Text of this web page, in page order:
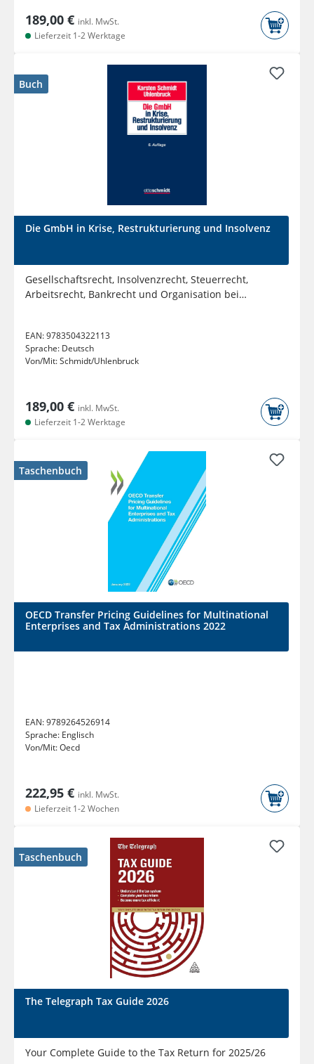
189,00 € inkl. MwSt.
Lieferzeit 1-2 Werktage
Buch
Die GmbH in Krise, Restrukturierung und Insolvenz
Gesellschaftsrecht, Insolvenzrecht, Steuerrecht,
Arbeitsrecht, Bankrecht und Organisation bei
EAN:9783504322113
Sprache: Deutsch
Von/Mit:Schmidt/Uhlenbruck
189,00 € inkl. MwSt.
Lieferzeit 1-2 Werktage
Taschenbuch
OECD Transfer Pricing Guidelines for Multinational
Enterprises and Tax Administrations 2022
EAN:9789264526914
Sprache: Englisch
Von/Mit:Oecd
222,95 € inkl. MwSt.
Lieferzeit 1-2 Wochen
Taschenbuch
The Telegraph Tax Guide 2026
Your Complete Guide to the Tax Return for 2025/26